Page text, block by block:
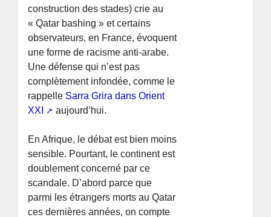
construction des stades) crie au
« Qatar bashing » et certains
observateurs, en France, évoquent
une forme de racisme anti-arabe.
Une défense qui n’est pas
complètement infondée, comme le
rappelle Sarra Grira dans Orient
XXI
aujourd’hui.
En Afrique, le débat est bien moins
sensible. Pourtant, le continent est
doublement concerné par ce
scandale. D’abord parce que
parmi les étrangers morts au Qatar
ces dernières années, on compte